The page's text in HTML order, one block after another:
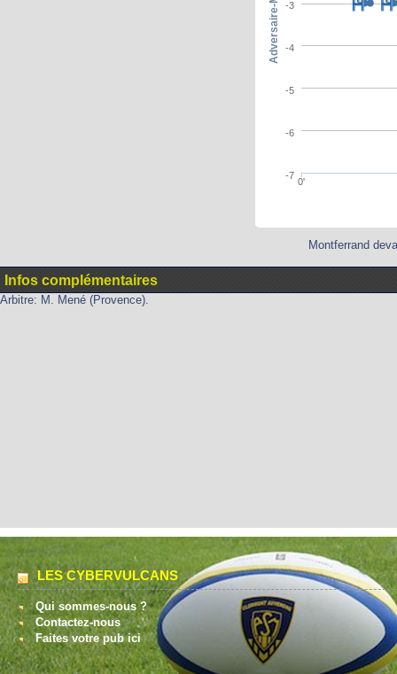
0'
-7
-6
-5
-4
-3
Montferrand
Infos complémentaires
Arbitre: M. Mené (Provence).
LES CYBERVULCANS
Qui sommes-nous ?
Contactez-nous
Faites votre pub ici